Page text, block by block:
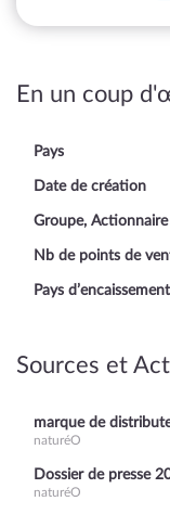
En un coup
Pays
Date de création
Groupe, Actionnaire
Nb de points de
Pays d’encaissement
Sources et
marque de
naturéO
Dossier de presse
naturéO